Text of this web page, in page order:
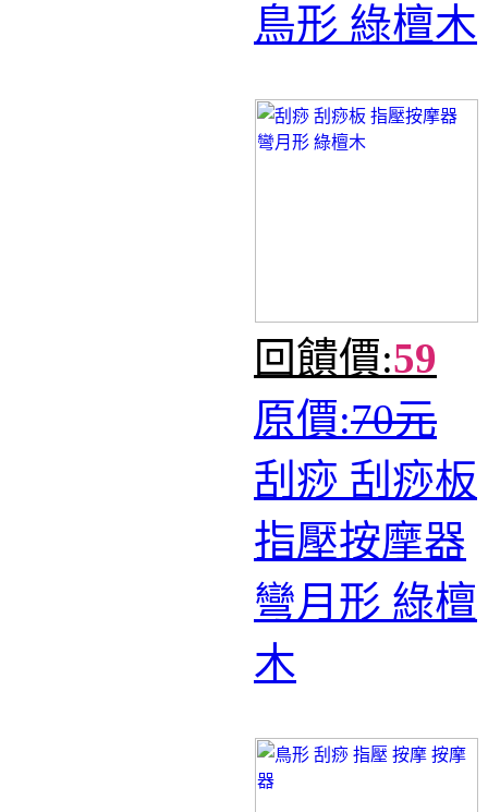
鳥形 綠檀木
回饋價:59
原價:70元
刮痧 刮痧板
指壓按摩器
彎月形 綠檀
木